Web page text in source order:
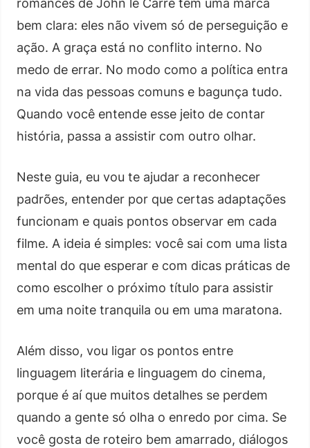
romances de John le Carré têm uma marca
bem clara: eles não vivem só de perseguição e
ação. A graça está no conflito interno. No
medo de errar. No modo como a política entra
na vida das pessoas comuns e bagunça tudo.
Quando você entende esse jeito de contar
história, passa a assistir com outro olhar.
Neste guia, eu vou te ajudar a reconhecer
padrões, entender por que certas adaptações
funcionam e quais pontos observar em cada
filme. A ideia é simples: você sai com uma lista
mental do que esperar e com dicas práticas de
como escolher o próximo título para assistir
em uma noite tranquila ou em uma maratona.
Além disso, vou ligar os pontos entre
linguagem literária e linguagem do cinema,
porque é aí que muitos detalhes se perdem
quando a gente só olha o enredo por cima. Se
você gosta de roteiro bem amarrado, diálogos